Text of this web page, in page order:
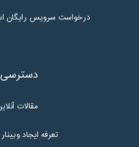
درخواست سرویس رایگان
مقالات
تعرفه ایجاد